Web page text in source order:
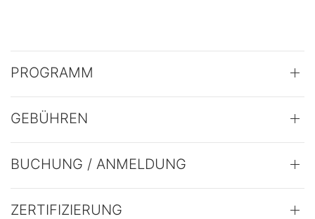
PROGRAMM
GEBÜHREN
BUCHUNG / ANMELDUNG
ZERTIFIZIERUNG